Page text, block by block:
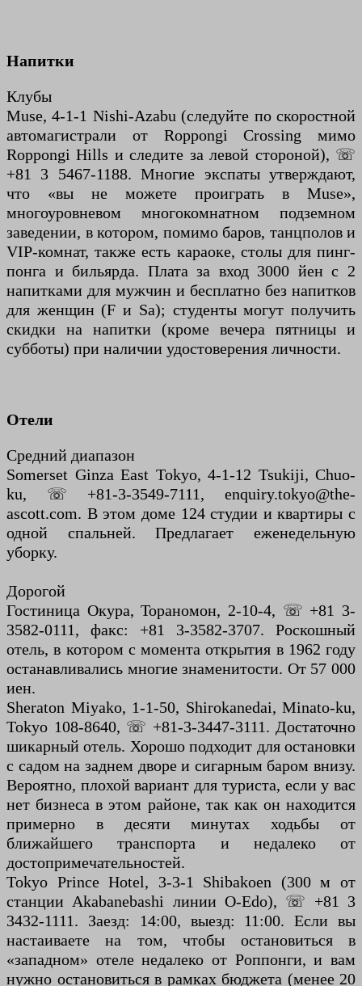
Напитки
Клубы
Muse, 4-1-1 Nishi-Azabu (следуйте по скоростной
автомагистрали от Roppongi Crossing мимо
Roppongi Hills и следите за левой стороной), ☏
+81 3 5467-1188. Многие экспаты утверждают,
что «вы не можете проиграть в Muse»,
многоуровневом многокомнатном подземном
заведении, в котором, помимо баров, танцполов и
VIP-комнат, также есть караоке, столы для пинг-
понга и бильярда. Плата за вход 3000 йен с 2
напитками для мужчин и бесплатно без напитков
для женщин (F и Sa); студенты могут получить
скидки на напитки (кроме вечера пятницы и
субботы) при наличии удостоверения личности.
Отели
Средний диапазон
Somerset Ginza East Tokyo, 4-1-12 Tsukiji, Chuo-
ku, ☏ +81-3-3549-7111, enquiry.tokyo@the-
ascott.com. В этом доме 124 студии и квартиры с
одной спальней. Предлагает еженедельную
уборку.
Дорогой
Гостиница Окура, Тораномон, 2-10-4, ☏ +81 3-
3582-0111, факс: +81 3-3582-3707. Роскошный
отель, в котором с момента открытия в 1962 году
останавливались многие знаменитости. От 57 000
иен.
Sheraton Miyako, 1-1-50, Shirokanedai, Minato-ku,
Tokyo 108-8640, ☏ +81-3-3447-3111. Достаточно
шикарный отель. Хорошо подходит для остановки
с садом на заднем дворе и сигарным баром внизу.
Вероятно, плохой вариант для туриста, если у вас
нет бизнеса в этом районе, так как он находится
примерно в десяти минутах ходьбы от
ближайшего транспорта и недалеко от
достопримечательностей.
Tokyo Prince Hotel, 3-3-1 Shibakoen (300 м от
станции Akabanebashi линии O-Edo), ☏ +81 3
3432-1111. Заезд: 14:00, выезд: 11:00. Если вы
настаиваете на том, чтобы остановиться в
«западном» отеле недалеко от Роппонги, и вам
нужно остановиться в рамках бюджета (менее 20